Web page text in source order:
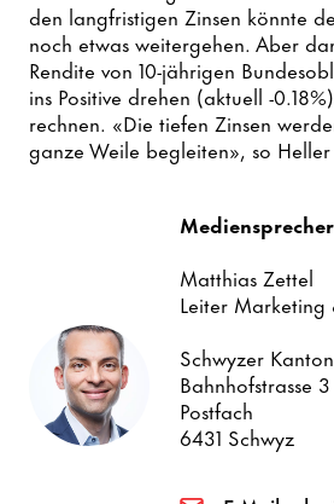
den langfristigen Zinsen könnte
noch etwas weitergehen. Aber
Rendite von 10-jährigen
ins Positive drehen (aktuell -
rechnen. «Die tiefen Zinsen
ganze Weile begleiten», so Heller
Mediensprecher
Matthias Zettel
Leiter Marketing
Schwyzer
Bahnhofstrasse 3
Postfach
6431 Schwyz